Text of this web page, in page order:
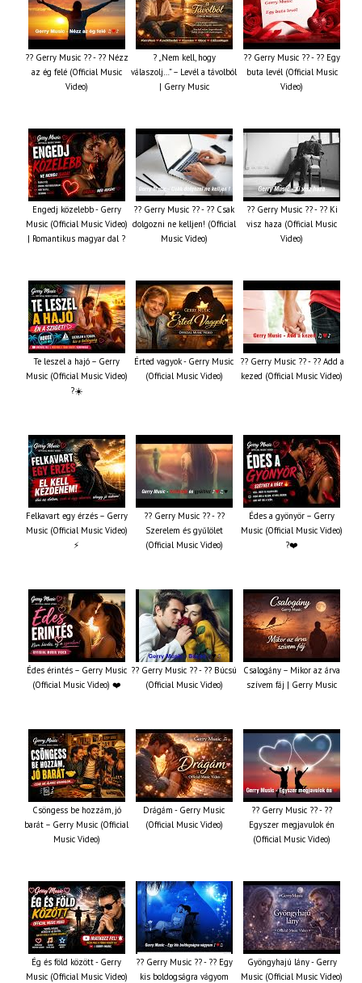
?? Gerry Music ?? - ?? Nézz
az ég felé (Official Music
Video)
? „Nem kell, hogy
válaszolj…” – Levél a távolból
| Gerry Music
?? Gerry Music ?? - ?? Egy
buta levél (Official Music
Video)
Engedj közelebb - Gerry
Music (Official Music Video)
| Romantikus magyar dal ?
?? Gerry Music ?? - ?? Csak
dolgozni ne kelljen! (Official
Music Video)
?? Gerry Music ?? - ?? Ki
visz haza (Official Music
Video)
Te leszel a hajó – Gerry
Music (Official Music Video)
?☀️
Érted vagyok - Gerry Music
(Official Music Video)
?? Gerry Music ?? - ?? Add a
kezed (Official Music Video)
Felkavart egy érzés – Gerry
Music (Official Music Video)
⚡
?? Gerry Music ?? - ??
Szerelem és gyűlölet
(Official Music Video)
Édes a gyönyör – Gerry
Music (Official Music Video)
?❤️
Édes érintés – Gerry Music
(Official Music Video) ❤️
?? Gerry Music ?? - ?? Búcsú
(Official Music Video)
Csalogány – Mikor az árva
szívem fáj | Gerry Music
Csöngess be hozzám, jó
barát – Gerry Music (Official
Music Video)
Drágám - Gerry Music
(Official Music Video)
?? Gerry Music ?? - ??
Egyszer megjavulok én
(Official Music Video)
Ég és föld között - Gerry
Music (Official Music Video)
?? Gerry Music ?? - ?? Egy
kis boldogságra vágyom
Gyöngyhajú lány - Gerry
Music (Official Music Video)